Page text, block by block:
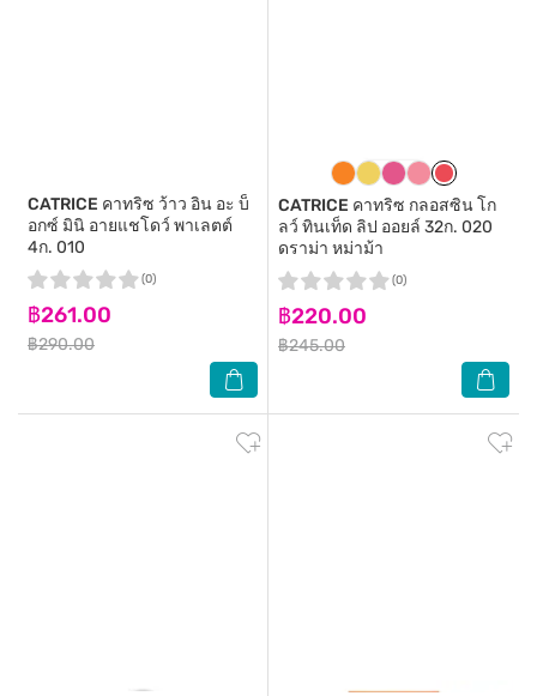
CATRICE คาทริซ ว้าว อิน อะ บ็
อกซ์ มินิ อายแชโดว์ พาเลตต์
4ก. 010
฿261.00
฿290.00
(0)
CATRICE คาทริซ กลอสซิน โก
ลว์ ทินเท็ด ลิป ออยล์ 32ก. 020
ดราม่า หม่าม้า
฿220.00
฿245.00
(0)